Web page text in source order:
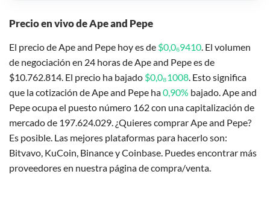
Precio en vivo de Ape and Pepe
El precio de Ape and Pepe hoy es de $0,0₆9410. El volumen
de negociación en 24 horas de Ape and Pepe es de
$10.762.814. El precio ha bajado $0,0₈1008. Esto significa
que la cotización de Ape and Pepe ha0,90% bajado. Ape and
Pepe ocupa el puesto número 162 con una capitalización de
mercado de 197.624.029. ¿Quieres comprar Ape and Pepe?
Es posible. Las mejores plataformas para hacerlo son:
Bitvavo, KuCoin, Binance y Coinbase. Puedes encontrar más
proveedores en nuestra página de compra/venta.